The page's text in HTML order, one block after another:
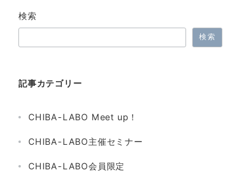
検索
検索
記事カテゴリー
CHIBA-LABO Meet up！
CHIBA-LABO主催セミナー
CHIBA-LABO会員限定